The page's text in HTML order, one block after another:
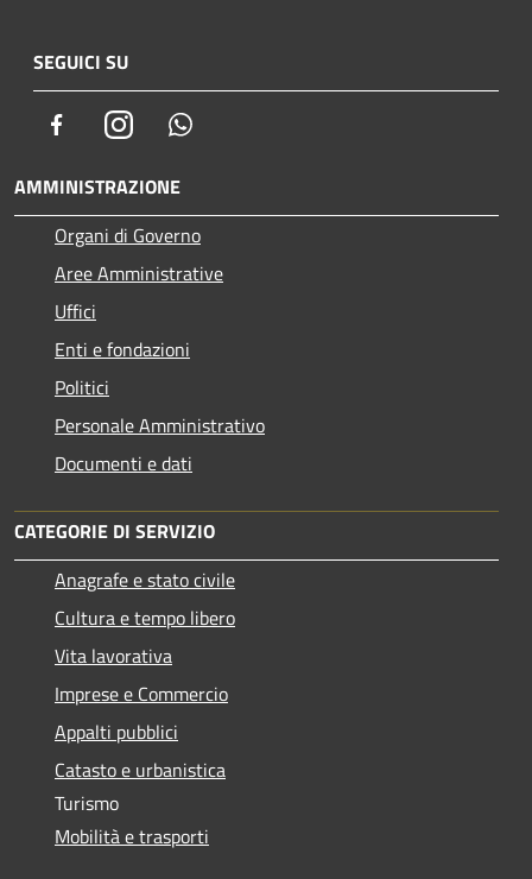
SEGUICI SU
FacebookInstagram
AMMINISTRAZIONE
Organi di Governo
Aree Amministrative
Uffici
Enti e fondazioni
Politici
Personale Amministrativo
Documenti e dati
CATEGORIE DI SERVIZIO
Anagrafe e stato civile
Cultura e tempo libero
Vita lavorativa
Imprese e Commercio
Appalti pubblici
Catasto e urbanistica
Turismo
Mobilità e trasporti